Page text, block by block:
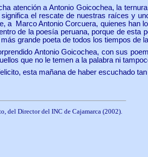
atención a Antonio Goicochea, la
el rescate de nuestras raíces y
a Marco Antonio Corcuera, quienes han
de la poesía peruana, porque de
grande poeta de todos los tiempos de
Antonio Goicochea, con sus
que no le temen a la palabra ni
esta mañana de haber escuchado
del Director del INC de Cajamarca (2002).